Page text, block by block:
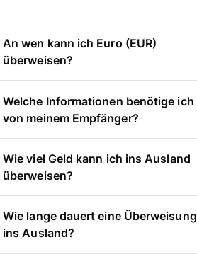
An wen kann ich Euro (EUR)
überweisen?
Welche Informationen benötige ich
von meinem Empfänger?
Wie viel Geld kann ich ins Ausland
überweisen?
Wie lange dauert eine Überweisung
ins Ausland?